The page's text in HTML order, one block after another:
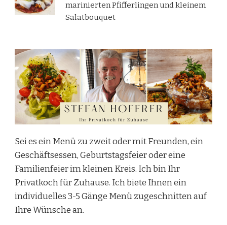
marinierten Pfifferlingen und kleinem
Salatbouquet
Sei es ein Menü zu zweit oder mit Freunden, ein
Geschäftsessen, Geburtstagsfeier oder eine
Familienfeier im kleinen Kreis. Ich bin Ihr
Privatkoch für Zuhause. Ich biete Ihnen ein
individuelles 3-5 Gänge Menü zugeschnitten auf
Ihre Wünsche an.